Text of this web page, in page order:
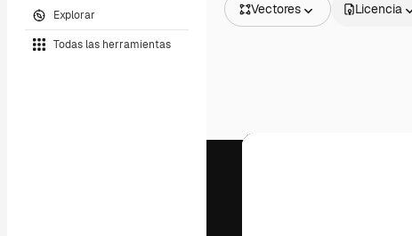
Explorar
Todas las herramientas
Vectores
Vídeos
Licencia